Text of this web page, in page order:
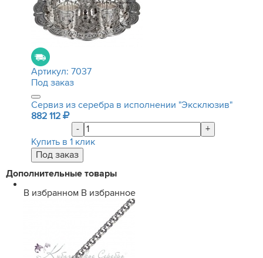
Артикул: 7037
Под заказ
Сервиз из серебра в исполнении "Эксклюзив"
882 112
-
+
Купить в 1 клик
Дополнительные товары
В избранном В избранное